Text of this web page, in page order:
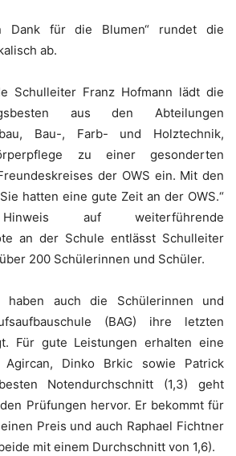
Dank für die Blumen“ rundet die
ab.
Schulleiter Franz Hofmann lädt die
aus den Abteilungen
Bau-, Farb- und Holztechnik,
zu einer gesonderten
der OWS ein. Mit den
hatten eine gute Zeit an der OWS.“
auf weiterführende
an der Schule entlässt Schulleiter
200 Schülerinnen und Schüler.
haben auch die Schülerinnen und
(BAG) ihre letzten
Für gute Leistungen erhalten eine
Agircan, Dinko Brkic sowie Patrick
Notendurchschnitt (1,3) geht
Prüfungen hervor. Er bekommt für
Preis und auch Raphael Fichtner
mit einem Durchschnitt von 1,6).